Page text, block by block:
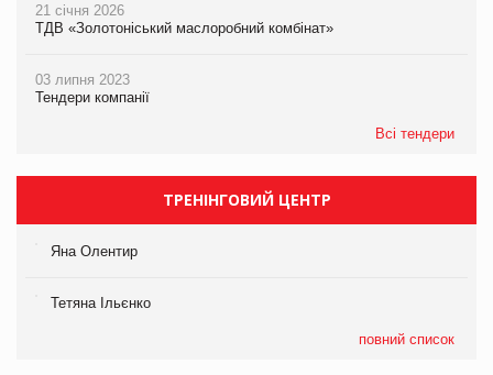
21 січня 2026
ТДВ «Золотоніський маслоробний комбінат»
03 липня 2023
Тендери компанії
Всі тендери
ТРЕНІНГОВИЙ ЦЕНТР
Яна Олентир
Тетяна Ільєнко
повний список